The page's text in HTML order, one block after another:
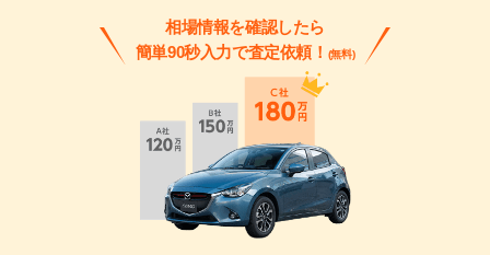
相場情報を確認したら
簡単90秒入力で査定依頼！ (無料)